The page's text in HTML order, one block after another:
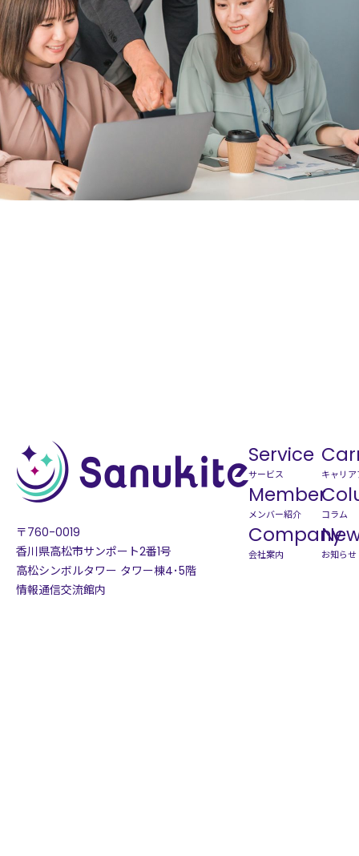
〒760-0019
香川県高松市サンポート2番1号
高松シンボルタワー タワー棟4･5階
情報通信交流館内
Service
サービス キャリ
Member
メンバー紹介 コラム
Company
会社案内 お知らせ